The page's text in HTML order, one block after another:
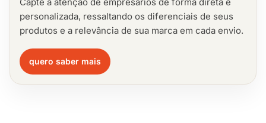
personalizada, ressaltando os diferenciais de seus
produtos e a relevância de sua marca em cada envio.
quero saber mais